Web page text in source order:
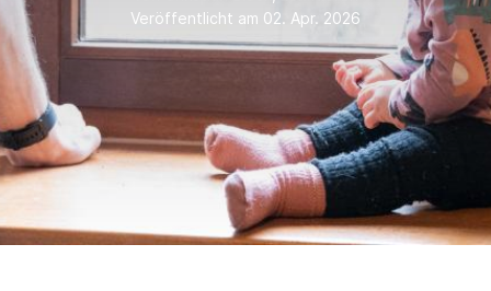
Veröffentlicht am 02. Apr. 2026